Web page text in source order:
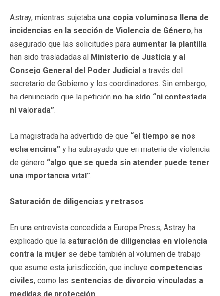
Astray, mientras sujetaba una copia voluminosa llena de
incidencias en la sección de Violencia de Género, ha
asegurado que las solicitudes para aumentar la plantilla
han sido trasladadas al Ministerio de Justicia y al
Consejo General del Poder Judicial a través del
secretario de Gobierno y los coordinadores. Sin embargo,
ha denunciado que la petición no ha sido “ni contestada
ni valorada”.
La magistrada ha advertido de que “el tiempo se nos
echa encima” y ha subrayado que en materia de violencia
de género “algo que se queda sin atender puede tener
una importancia vital”.
Saturación de diligencias y retrasos
En una entrevista concedida a Europa Press, Astray ha
explicado que la saturación de diligencias en violencia
contra la mujer se debe también al volumen de trabajo
que asume esta jurisdicción, que incluye competencias
civiles, como las sentencias de divorcio vinculadas a
medidas de protección.